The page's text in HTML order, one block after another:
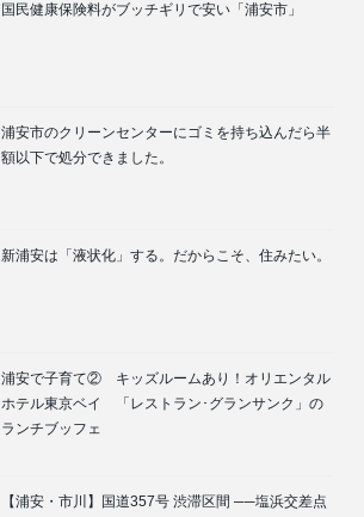
国民健康保険料がブッチギリで安い「浦安市」
浦安市のクリーンセンターにゴミを持ち込んだら半
額以下で処分できました。
新浦安は「液状化」する。だからこそ、住みたい。
浦安で子育て② キッズルームあり！オリエンタル
ホテル東京ベイ 「レストラン･グランサンク」の
ランチブッフェ
【浦安・市川】国道357号 渋滞区間 ──塩浜交差点